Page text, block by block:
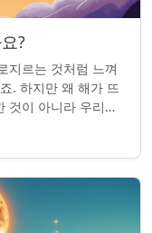
?
지르는 것처럼 느껴
. 하지만 왜 해가 뜨
것이 아니라 우리에